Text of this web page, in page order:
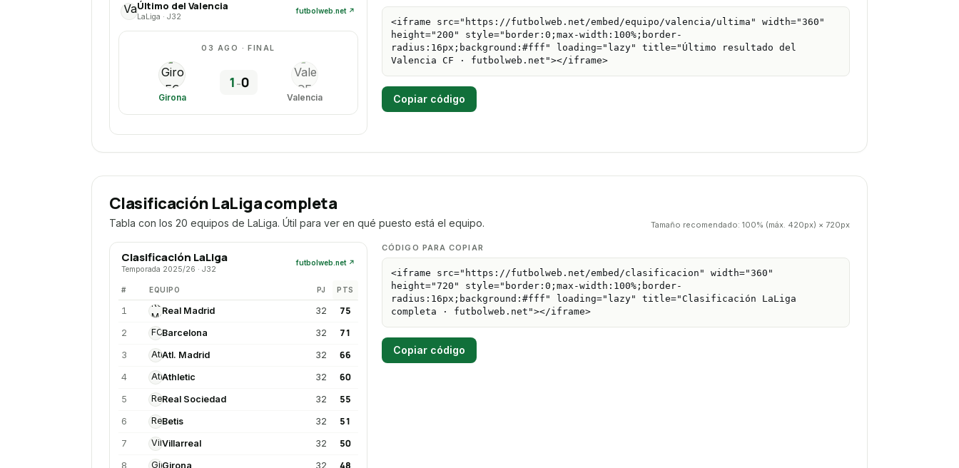
Copiar código
Clasificación LaLiga completa
Tabla con los 20 equipos de LaLiga. Útil para ver en qué puesto está el equipo. Tamaño recomendado: 100% (máx. 420px) × 720px
CÓDIGO PARA COPIAR
Copiar código